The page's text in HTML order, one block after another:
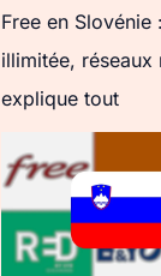
Free en
illimitée,
explique tout